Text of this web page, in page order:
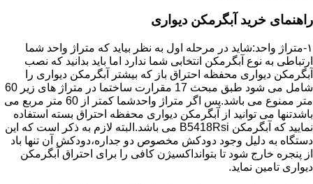
راهنمای خرید آبگرمکن دیواری
۱-متراژ واحد:شاید در مرحله اول به نظر بیاید که متراژ واحد شما
ارتباطی به نوع آبگرمکن انتخابی شما ندارد اما باید بدانید که نصب
آبگرمکن دیواری محفظه احتراق باز که بیشتر آبگرمکن دیواری را
شامل می شود طبق مبحث 17 مقرارت ساختما در متراژ های زیر 60
متر ممنوع می باشد.پس اگر متراژ واحدشما کمتر از 60 متر مربع می
باشدتنها می توانید از آبگرمکن دیواری محفظه احتراق بسته استفاده
نمایید که آبگرمکن B5418Rsi می باشد.البته لازم به ذکر است که این
دستگاه به دلیل وجود دودکش مخصوص دو جداره،دودکش آن تنها باد
از پنجره خارج شود تا بتوانداکسیژن کافی را برای احتراق آبگرمکن
دیواری تامین نماید.